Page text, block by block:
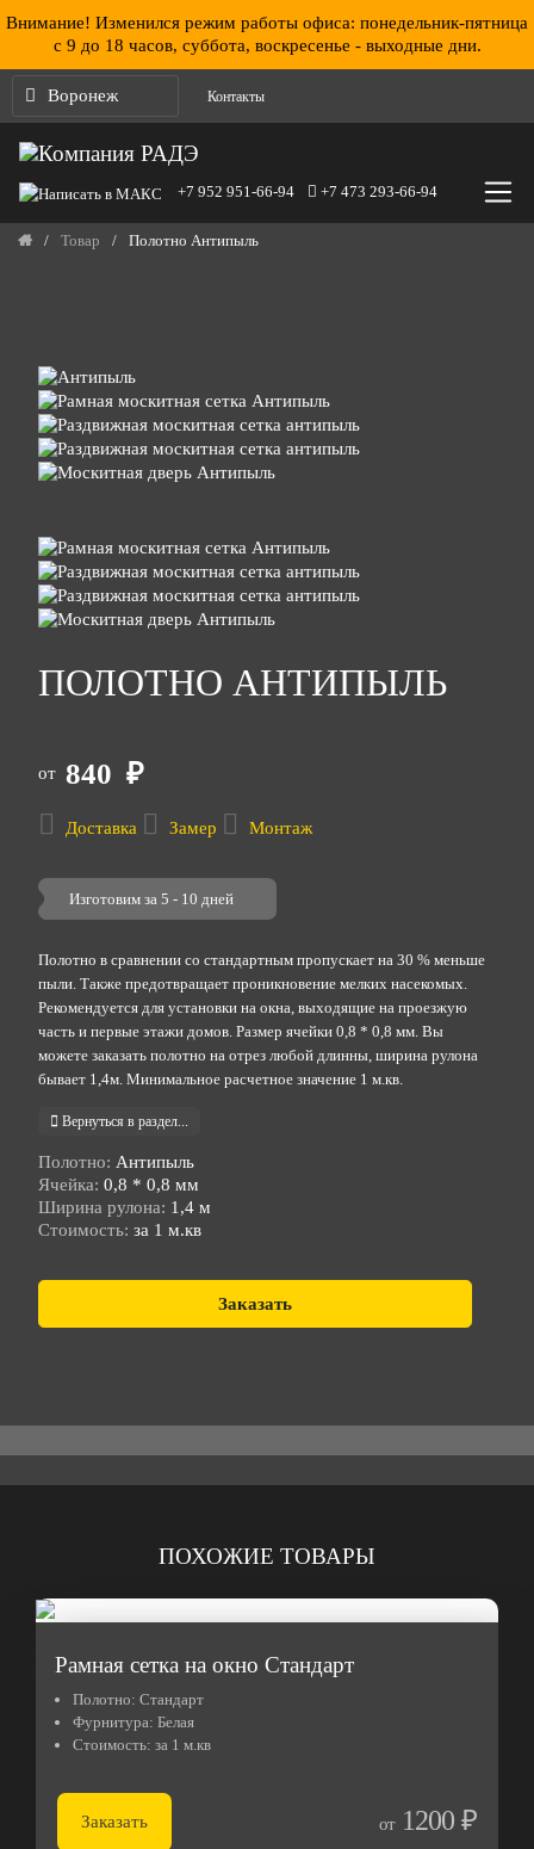
Внимание! Изменился режим работы офиса: понедельник-пятница
с 9 до 18 часов, суббота, воскресенье - выходные дни.
Воронеж Контакты
+7 952 951-66-94 +7 473 293-66-94
/ Товар / Полотно Антипыль
ПОЛОТНО АНТИПЫЛЬ
от 840 ₽
Изготовим за 5 - 10 дней
Полотно в сравнении со стандартным пропускает на 30 % меньше
пыли. Также предотвращает проникновение мелких насекомых.
Рекомендуется для установки на окна, выходящие на проезжую
часть и первые этажи домов. Размер ячейки 0,8 * 0,8 мм. Вы
можете заказать полотно на отрез любой длинны, ширина рулона
бывает 1,4м. Минимальное расчетное значение 1 м.кв.
Вернуться в раздел...
Полотно: Антипыль
Ячейка: 0,8 * 0,8 мм
Ширина рулона: 1,4 м
Стоимость: за 1 м.кв
Доставка Замер Монтаж
Заказать
ПОХОЖИЕ ТОВАРЫ
Рамная сетка на окно Стандарт
Полотно: Стандарт
Фурнитура: Белая
Стоимость: за 1 м.кв
Заказать от1200 ₽